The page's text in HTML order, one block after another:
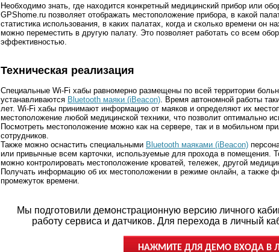
Необходимо знать, где находится конкретный медицинский прибор или
GPShome.ru позволяет отображать местоположение прибора, в какой
статистика использования, в каких палатах, когда и сколько времени он
можно переместить в другую палату. Это позволяет работать со всем
эффективностью.
Техническая реализация
Специальные Wi-Fi хабы равномерно размещены по всей территории
устанавливаются Bluetooth маяки (iBeacon). Время автономной работы
лет. Wi-Fi хабы принимают информацию от маяков и определяют их
местоположение любой медицинской техники, что позволит оптимально
Посмотреть местоположение можно как на сервере, так и в мобильном
сотрудников.
Также можно оснастить специальными Bluetooth маяками (iBeacon)
или привычные всем карточки, используемые для прохода в помещения.
можно контролировать местоположение кроватей, тележек, другой
Получать информацию об их местоположении в режиме онлайн, а также
промежуток времени.
Мы подготовили демонстрационную версию личного
работу сервиса и датчиков. Для перехода в личный
НАЖМИТЕ ДЛЯ ДЕМО ВХОДА В